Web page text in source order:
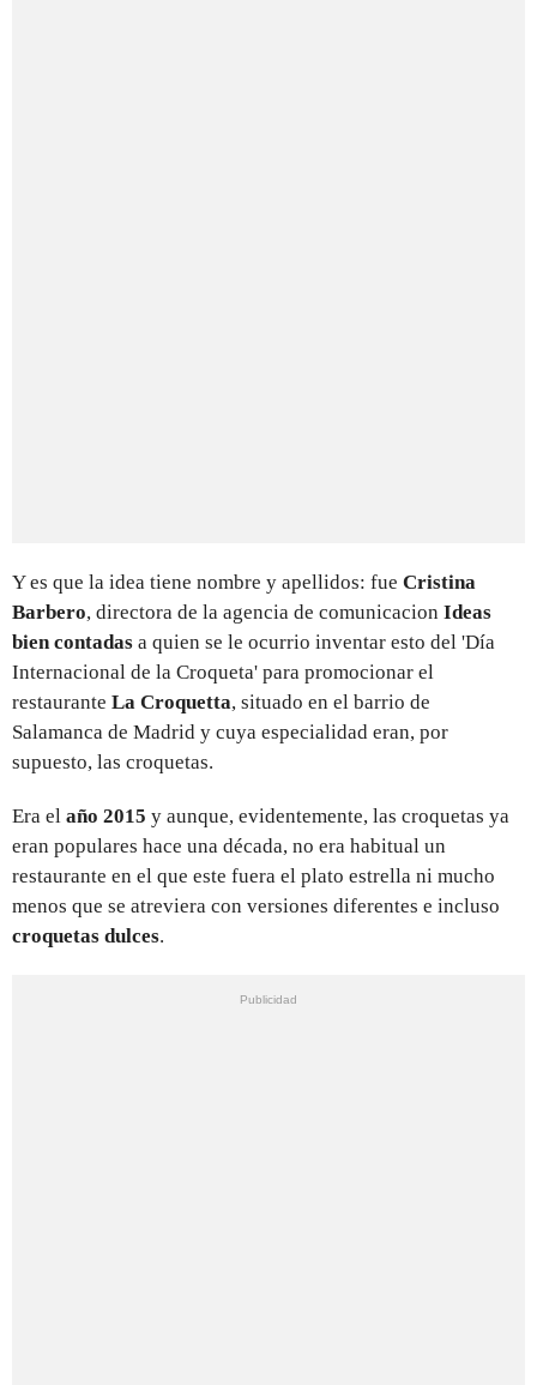
Y es que la idea tiene nombre y apellidos: fue Cristina
Barbero, directora de la agencia de comunicacion Ideas
bien contadas a quien se le ocurrio inventar esto del 'Día
Internacional de la Croqueta' para promocionar el
restaurante La Croquetta, situado en el barrio de
Salamanca de Madrid y cuya especialidad eran, por
supuesto, las croquetas.
Era el año 2015 y aunque, evidentemente, las croquetas ya
eran populares hace una década, no era habitual un
restaurante en el que este fuera el plato estrella ni mucho
menos que se atreviera con versiones diferentes e incluso
croquetas dulces.